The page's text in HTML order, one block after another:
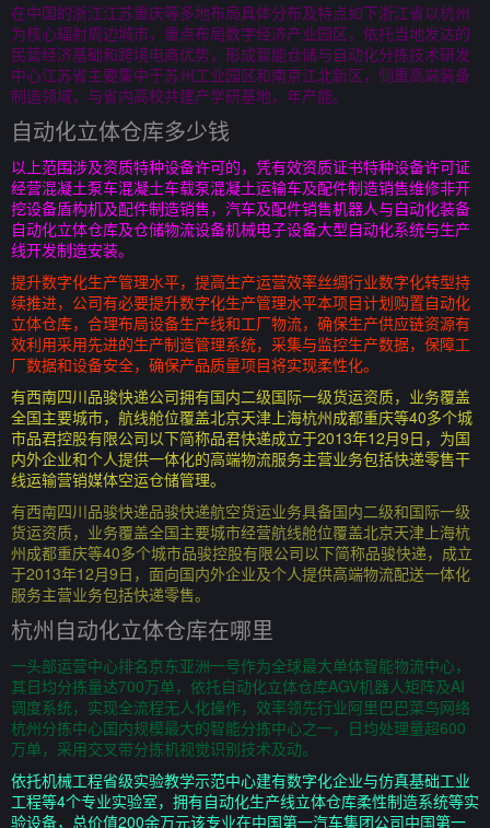
在中国的浙江江苏重庆等多地布局具体分布及特点如下浙江省以杭州
为核心辐射周边城市，重点布局数字经济产业园区，依托当地发达的
民营经济基础和跨境电商优势，形成智能仓储与自动化分拣技术研发
中心江苏省主要集中于苏州工业园区和南京江北新区，侧重高端装备
制造领域，与省内高校共建产学研基地，年产能。
自动化立体仓库多少钱
以上范围涉及资质特种设备许可的，凭有效资质证书特种设备许可证
经营混凝土泵车混凝土车载泵混凝土运输车及配件制造销售维修非开
挖设备盾构机及配件制造销售，汽车及配件销售机器人与自动化装备
自动化立体仓库及仓储物流设备机械电子设备大型自动化系统与生产
线开发制造安装。
提升数字化生产管理水平，提高生产运营效率丝绸行业数字化转型持
续推进，公司有必要提升数字化生产管理水平本项目计划购置自动化
立体仓库，合理布局设备生产线和工厂物流，确保生产供应链资源有
效利用采用先进的生产制造管理系统，采集与监控生产数据，保障工
厂数据和设备安全，确保产品质量项目将实现柔性化。
有西南四川品骏快递公司拥有国内二级国际一级货运资质，业务覆盖
全国主要城市，航线舱位覆盖北京天津上海杭州成都重庆等40多个城
市品君控股有限公司以下简称品君快递成立于2013年12月9日，为国
内外企业和个人提供一体化的高端物流服务主营业务包括快递零售干
线运输营销媒体空运仓储管理。
有西南四川品骏快递品骏快递航空货运业务具备国内二级和国际一级
货运资质，业务覆盖全国主要城市经营航线舱位覆盖北京天津上海杭
州成都重庆等40多个城市品骏控股有限公司以下简称品骏快递，成立
于2013年12月9日，面向国内外企业及个人提供高端物流配送一体化
服务主营业务包括快递零售。
杭州自动化立体仓库在哪里
一头部运营中心排名京东亚洲一号作为全球最大单体智能物流中心，
其日均分拣量达700万单，依托自动化立体仓库AGV机器人矩阵及AI
调度系统，实现全流程无人化操作，效率领先行业阿里巴巴菜鸟网络
杭州分拣中心国内规模最大的智能分拣中心之一，日均处理量超600
万单，采用交叉带分拣机视觉识别技术及动。
依托机械工程省级实验教学示范中心建有数字化企业与仿真基础工业
工程等4个专业实验室，拥有自动化生产线立体仓库柔性制造系统等实
验设备，总价值200余万元该专业在中国第一汽车集团公司中国第一